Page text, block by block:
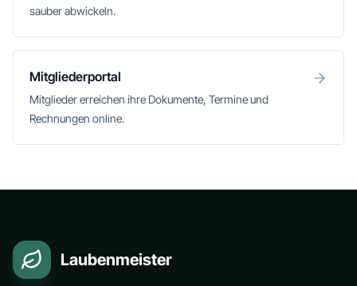
sauber abwickeln.
Mitgliederportal
Mitglieder erreichen ihre Dokumente, Termine und
Rechnungen online.
Laubenmeister